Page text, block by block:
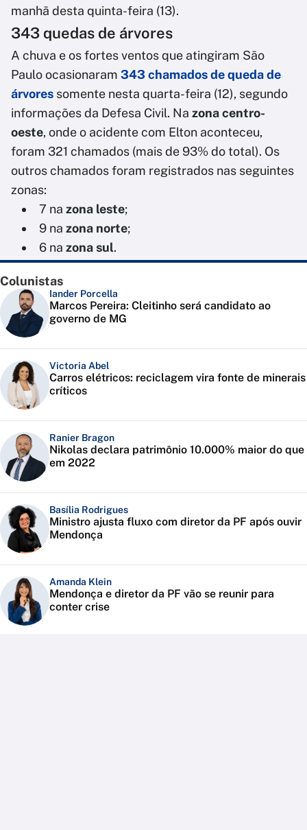
manhã desta quinta-feira (13).
343 quedas de árvores
A chuva e os fortes ventos que atingiram São
Paulo ocasionaram 343 chamados de queda de
árvores somente nesta quarta-feira (12), segundo
informações da Defesa Civil. Na zona centro-
oeste, onde o acidente com Elton aconteceu,
foram 321 chamados (mais de 93% do total). Os
outros chamados foram registrados nas seguintes
zonas:
7 na zona leste;
9 na zona norte;
6 na zona sul.
Colunistas
Iander Porcella
Marcos Pereira: Cleitinho será candidato ao
governo de MG
Victoria Abel
Carros elétricos: reciclagem vira fonte de minerais
críticos
Ranier Bragon
Nikolas declara patrimônio 10.000% maior do que
em 2022
Basília Rodrigues
Ministro ajusta fluxo com diretor da PF após ouvir
Mendonça
Amanda Klein
Mendonça e diretor da PF vão se reunir para
conter crise